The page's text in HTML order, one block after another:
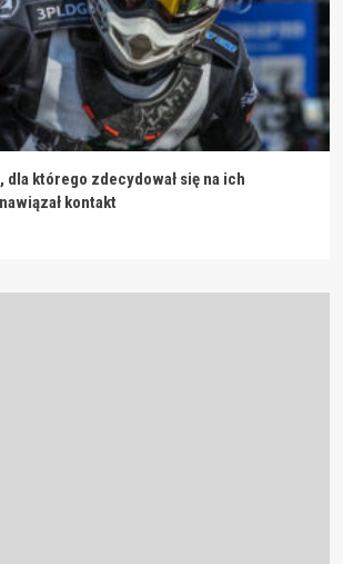
dla którego zdecydował się na ich
kontakt